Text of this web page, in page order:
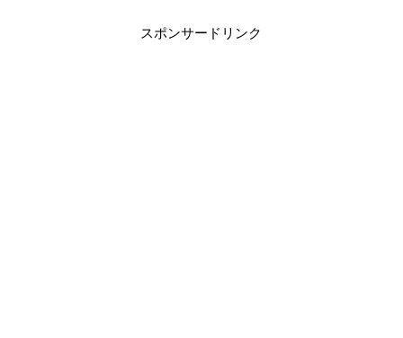
スポンサードリンク